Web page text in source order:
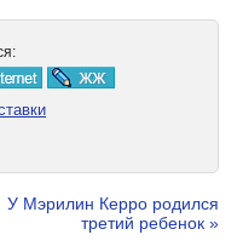
У Мэрилин Керро родился
третий ребенок »